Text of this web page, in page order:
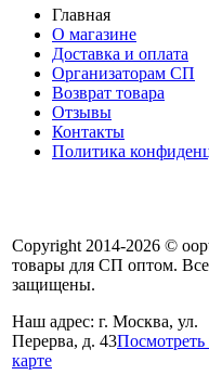
Главная
О магазине
Доставка и оплата
Организаторам СП
Возврат товара
Отзывы
Контакты
Политика
Copyright 2014-2026 ©
товары для СП оптом. Все
защищены.
Наш адрес: г. Москва, ул.
Перерва, д. 43Посмотреть
карте